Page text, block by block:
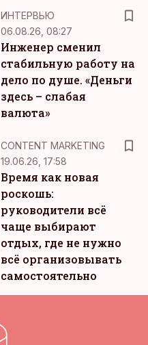
ИНТЕРВЬЮ
06.08.26, 08:27
Инженер сменил
стабильную работу на
дело по душе. «Деньги
здесь – слабая
валюта»
CONTENT MARKETING
19.06.26, 17:58
Время как новая
роскошь:
руководители всё
чаще выбирают
отдых, где не нужно
всё организовывать
самостоятельно